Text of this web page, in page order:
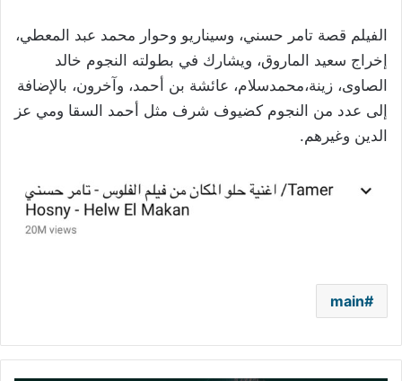
الفيلم قصة تامر حسني، وسيناريو وحوار محمد عبد المعطي،
إخراج سعيد الماروق، ويشارك في بطولته النجوم خالد
الصاوى، زينة،محمدسلام، عائشة بن أحمد، وآخرون، بالإضافة
إلى عدد من النجوم كضيوف شرف مثل أحمد السقا ومي عز
الدين وغيرهم.
main